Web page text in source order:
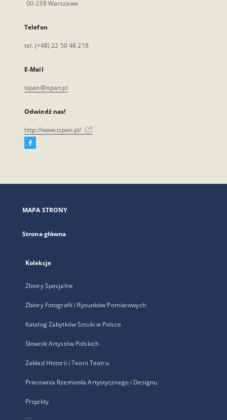
00-238 Warszawa
Telefon
tel. (+48) 22 50 48 218
E-Mail
ispan@ispan.pl
Odwiedź nas!
http://www.ispan.pl/
Facebook
się
karcie
MAPA STRONY
Strona główna
Kolekcje
Zbiory Specjalne
Zbiory Fotografii i Rysunków Pomiarowych
Katalog Zabytków Sztuki w Polsce
Słownik Artystów Polskich
Zakład Historii i Teorii Teatru
Pracownia Rzemiosła Artystycznego i Designu
Projekty
...